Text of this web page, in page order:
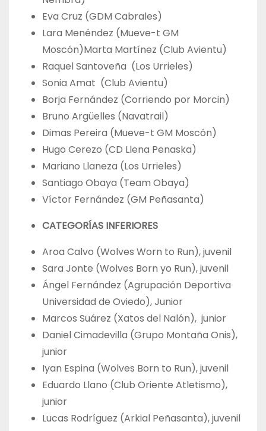
Eva Cruz (GDM Cabrales)
Lara Menéndez (Mueve-t GM
Moscón)Marta Martínez (Club Avientu)
Raquel Santoveña (Los Urrieles)
Sonia Amat (Club Avientu)
Borja Fernández (Corriendo por Morcin)
Bruno Argüelles (Navatrail)
Dimas Pereira (Mueve-t GM Moscón)
Hugo Cerezo (CD Llena Penaska)
Mariano Llaneza (Los Urrieles)
Santiago Obaya (Team Obaya)
Víctor Fernández (GM Peñasanta)
CATEGORÍAS INFERIORES
Aroa Calvo (Wolves Worn to Run), juvenil
Sara Jonte (Wolves Born yo Run), juvenil
Ángel Fernández (Agrupación Deportiva
Universidad de Oviedo), Junior
Marcos Suárez (Xatos del Nalón), junior
Daniel Cimadevilla (Grupo Montaña Onis),
junior
Iyan Espina (Wolves Born to Run), juvenil
Eduardo Llano (Club Oriente Atletismo),
junior
Lucas Rodríguez (Arkial Peñasanta), juvenil